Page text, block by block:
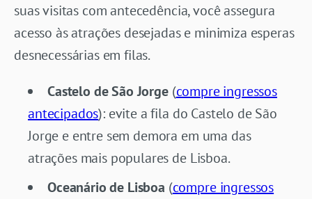
suas visitas com antecedência, você assegura
acesso às atrações desejadas e minimiza esperas
desnecessárias em filas.
Castelo de São Jorge(compre ingressos
antecipados): evite a fila do Castelo de São
Jorge e entre sem demora em uma das
atrações mais populares de Lisboa.
Oceanário de Lisboa (compre ingressos